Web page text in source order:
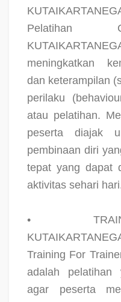
Pelatihan
meningkatkan
dan keterampilan
perilaku
atau pelatihan.
peserta diajak
pembinaan diri
tepat yang dapat
aktivitas sehari
•
Training For
adalah pelatihan
agar peserta